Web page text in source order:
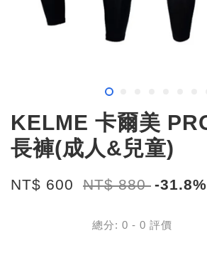
KELME 卡爾美
長褲(成人&兒童)
NT$ 600 NT$ 880 -31.8%
總分: 0 - 0 評價